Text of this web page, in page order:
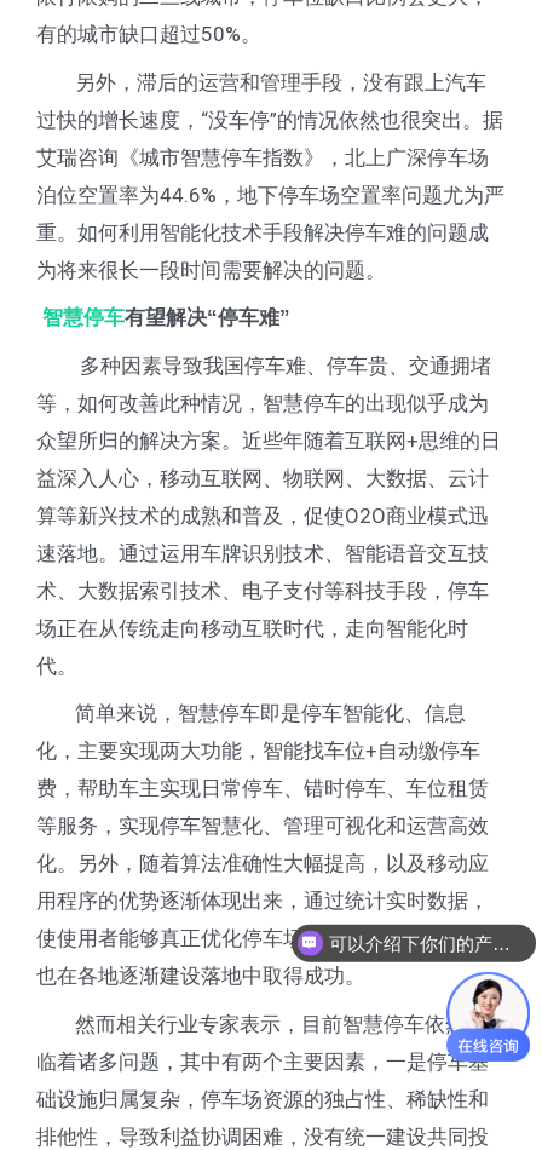
有的城市缺口超过50%。
另外，滞后的运营和管理手段，没有跟上汽车
过快的增长速度，“没车停”的情况依然也很突出。据
艾瑞咨询《城市智慧停车指数》，北上广深停车场
泊位空置率为44.6%，地下停车场空置率问题尤为严
重。如何利用智能化技术手段解决停车难的问题成
为将来很长一段时间需要解决的问题。
智慧停车有望解决“停车难”
多种因素导致我国停车难、停车贵、交通拥堵
等，如何改善此种情况，智慧停车的出现似乎成为
众望所归的解决方案。近些年随着互联网+思维的日
益深入人心，移动互联网、物联网、大数据、云计
算等新兴技术的成熟和普及，促使O2O商业模式迅
速落地。通过运用车牌识别技术、智能语音交互技
术、大数据索引技术、电子支付等科技手段，停车
场正在从传统走向移动互联时代，走向智能化时
代。
简单来说，智慧停车即是停车智能化、信息
化，主要实现两大功能，智能找车位+自动缴停车
费，帮助车主实现日常停车、错时停车、车位租赁
等服务，实现停车智慧化、管理可视化和运营高效
化。另外，随着算法准确性大幅提高，以及移动应
用程序的优势逐渐体现出来，通过统计实时数据，
使使用者能够真正优化停车场。目前智慧停车系统
也在各地逐渐建设落地中取得成功。
然而相关行业专家表示，目前智慧停车依然面
临着诸多问题，其中有两个主要因素，一是停车基
础设施归属复杂，停车场资源的独占性、稀缺性和
排他性，导致利益协调困难，没有统一建设共同投
可以介绍下你们的产品么